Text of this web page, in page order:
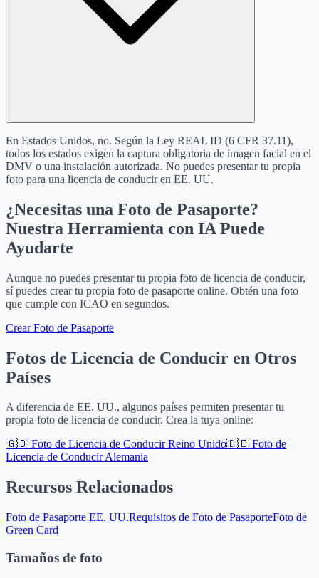
En Estados Unidos, no. Según la Ley REAL ID (6 CFR 37.11),
todos los estados exigen la captura obligatoria de imagen facial en el
DMV o una instalación autorizada. No puedes presentar tu propia
foto para una licencia de conducir en EE. UU.
¿Necesitas una Foto de Pasaporte?
Nuestra Herramienta con IA Puede
Ayudarte
Aunque no puedes presentar tu propia foto de licencia de conducir,
sí puedes crear tu propia foto de pasaporte online. Obtén una foto
que cumple con ICAO en segundos.
Crear Foto de Pasaporte
Fotos de Licencia de Conducir en Otros
Países
A diferencia de EE. UU., algunos países permiten presentar tu
propia foto de licencia de conducir. Crea la tuya online:
🇬🇧 Foto de Licencia de Conducir Reino Unido🇩🇪 Foto de
Licencia de Conducir Alemania
Recursos Relacionados
Foto de Pasaporte EE. UU.Requisitos de Foto de PasaporteFoto de
Green Card
Tamaños de foto